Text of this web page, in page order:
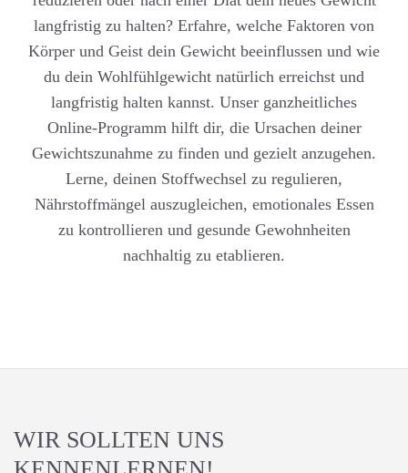
langfristig zu halten? Erfahre, welche Faktoren von
Körper und Geist dein Gewicht beeinflussen und wie
du dein Wohlfühlgewicht natürlich erreichst und
langfristig halten kannst. Unser ganzheitliches
Online-Programm hilft dir, die Ursachen deiner
Gewichtszunahme zu finden und gezielt anzugehen.
Lerne, deinen Stoffwechsel zu regulieren,
Nährstoffmängel auszugleichen, emotionales Essen
zu kontrollieren und gesunde Gewohnheiten
nachhaltig zu etablieren.
WIR SOLLTEN UNS